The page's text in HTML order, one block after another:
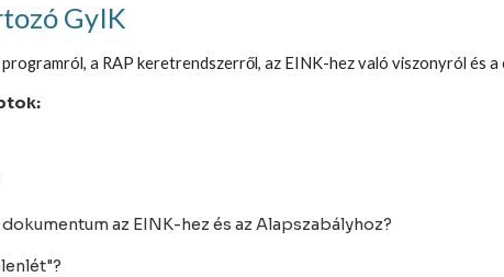
GyIK
a RAP keretrendszerről, az EINK-hez való viszonyról és
az EINK-hez és az Alapszabályhoz?